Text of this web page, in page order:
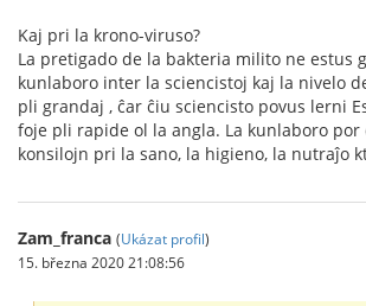
Kaj pri la krono-viruso?
La pretigado de la bakteria milito ne estus
kunlaboro inter la sciencistoj kaj la nivelo
pli grandaj , ĉar ĉiu sciencisto povus lerni
foje pli rapide ol la angla. La kunlaboro
konsilojn pri la sano, la higieno, la nutraĵo
Zam_franca (Ukázat profil)
15. března 2020 21:08:56